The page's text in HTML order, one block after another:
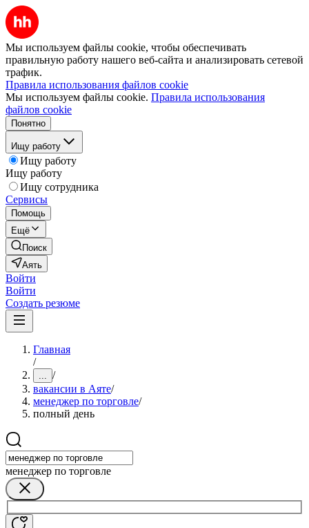
Мы используем файлы cookie, чтобы обеспечивать
правильную работу нашего веб-сайта и анализировать сетевой
трафик.
Правила использования файлов cookie
Мы используем файлы cookie. Правила использования
файлов cookie
Понятно
Ищу работу
Ищу работу
Ищу работу
Ищу сотрудника
Сервисы
Помощь
Ещё
Поиск
Аять
Войти
Войти
Создать резюме
Главная
/
... /
вакансии в Аяте/
менеджер по торговле/
полный день
менеджер по торговле